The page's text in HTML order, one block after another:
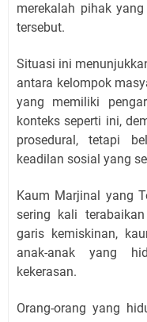
merekalah pihak
tersebut.
Situasi ini
antara kelompok
yang memiliki
konteks seperti ini,
prosedural, tetapi
keadilan sosial yang
Kaum Marjinal yang
sering kali
garis kemiskinan,
anak-anak yang
kekerasan.
Orang-orang yang